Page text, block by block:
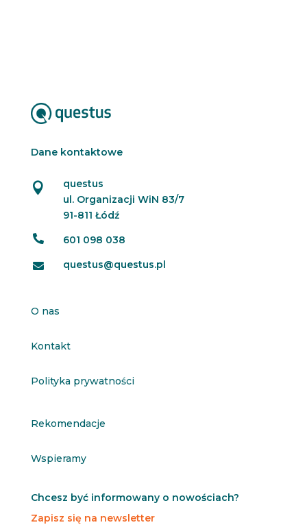
Dane kontaktowe

questus
ul. Organizacji WiN 83/7
91-811 Łódź
 601 098 038
 questus@questus.pl
O nas
Kontakt
Polityka prywatności
Rekomendacje
Wspieramy
Chcesz być informowany o nowościach?
Zapisz się na newsletter